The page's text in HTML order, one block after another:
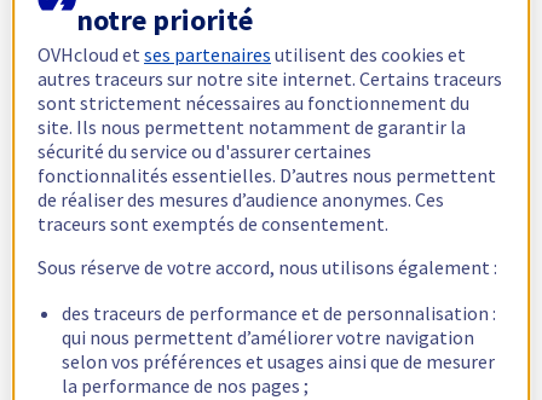
notre priorité
OVHcloud etses partenaires utilisent des cookies et
autres traceurs sur notre site internet. Certains traceurs
sont strictement nécessaires au fonctionnement du
site. Ils nous permettent notamment de garantir la
sécurité du service ou d'assurer certaines
fonctionnalités essentielles. D’autres nous permettent
de réaliser des mesures d’audience anonymes. Ces
traceurs sont exemptés de consentement.
Sous réserve de votre accord, nous utilisons également :
des traceurs de performance et de personnalisation :
qui nous permettent d’améliorer votre navigation
selon vos préférences et usages ainsi que de mesurer
la performance de nos pages ;